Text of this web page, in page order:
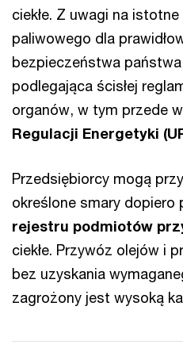
ciekłe. Z uwagi na
paliwowego dla
bezpieczeństwa
podlegająca ścisłej
organów, w tym przede
Regulacji Energetyki
Przedsiębiorcy mogą
określone smary dopiero
rejestru podmiotów
ciekłe. Przywóz olejów i
bez uzyskania
zagrożony jest wysoką